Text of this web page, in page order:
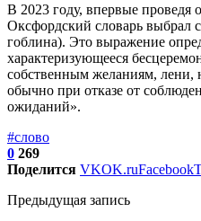
В 2023 году, впервые проведя
Оксфордский словарь выбрал
гоблина). Это выражение
характеризующееся
собственным желаниям, лени,
обычно при отказе от
ожиданий».
#слово
0 269
Поделится VKOK.ruFacebook
Предыдущая запись